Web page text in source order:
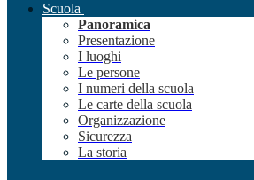
Scuola
Panoramica
Presentazione
I luoghi
Le persone
I numeri della scuola
Le carte della scuola
Organizzazione
Sicurezza
La storia